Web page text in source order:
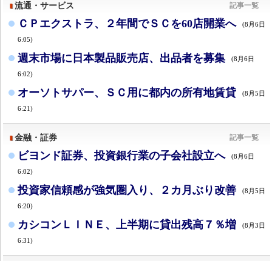
流通・サービス 記事一覧
ＣＰエクストラ、２年間でＳＣを60店開業へ (8月6日
6:05)
週末市場に日本製品販売店、出品者を募集 (8月6日
6:02)
オーソトサパー、ＳＣ用に都内の所有地賃貸 (8月5日
6:21)
金融・証券 記事一覧
ビヨンド証券、投資銀行業の子会社設立へ (8月6日
6:02)
投資家信頼感が強気圏入り、２カ月ぶり改善 (8月5日
6:20)
カシコンＬＩＮＥ、上半期に貸出残高７％増 (8月3日
6:31)